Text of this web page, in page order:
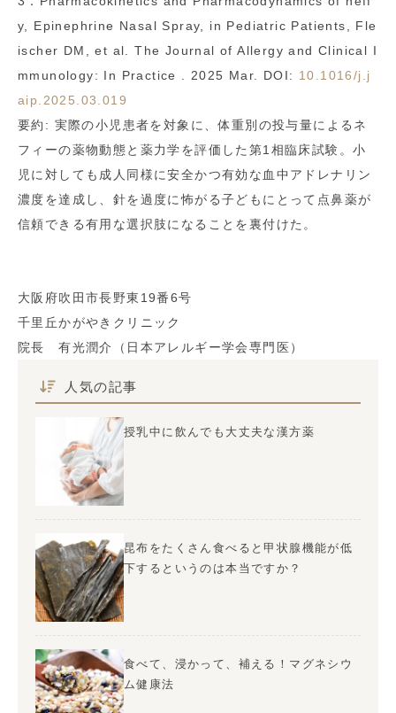
y, Epinephrine Nasal Spray, in Pediatric Patients, Fle
ischer DM, et al. The Journal of Allergy and Clinical I
mmunology: In Practice . 2025 Mar. DOI: 10.1016/j.j
aip.2025.03.019
要約: 実際の小児患者を対象に、体重別の投与量によるネ
フィーの薬物動態と薬力学を評価した第1相臨床試験。小
児に対しても成人同様に安全かつ有効な血中アドレナリン
濃度を達成し、針を過度に怖がる子どもにとって点鼻薬が
信頼できる有用な選択肢になることを裏付けた。
大阪府吹田市長野東19番6号
千里丘かがやきクリニック
院長 有光潤介（日本アレルギー学会専門医）
人気の記事
授乳中に飲んでも大丈夫な漢方薬
昆布をたくさん食べると甲状腺機能が低
下するというのは本当ですか？
食べて、浸かって、補える！マグネシウ
ム健康法